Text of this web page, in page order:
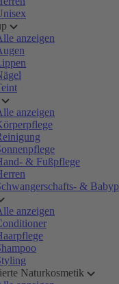
anzeigen
anzeigen
& Fußpflege
&
anzeigen
Naturkosmetik